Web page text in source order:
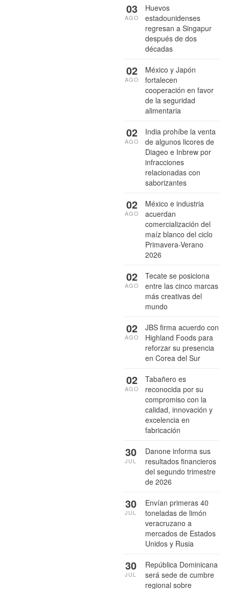
Huevos
estadounidenses
regresan a Singapur
después de dos
décadas
03
AGO
México y Japón
fortalecen
cooperación en favor
de la seguridad
alimentaria
02
AGO
India prohíbe la venta
de algunos licores de
Diageo e Inbrew por
infracciones
relacionadas con
saborizantes
02
AGO
México e industria
acuerdan
comercialización del
maíz blanco del ciclo
Primavera-Verano
2026
02
AGO
Tecate se posiciona
entre las cinco marcas
más creativas del
mundo
02
AGO
JBS firma acuerdo con
Highland Foods para
reforzar su presencia
en Corea del Sur
02
AGO
Tabañero es
reconocida por su
compromiso con la
calidad, innovación y
excelencia en
fabricación
02
AGO
Danone informa sus
resultados financieros
del segundo trimestre
de 2026
30
JUL
Envían primeras 40
toneladas de limón
veracruzano a
mercados de Estados
Unidos y Rusia
30
JUL
República Dominicana
será sede de cumbre
regional sobre
30
JUL